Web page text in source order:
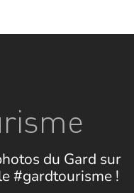
du Gard sur
#gardtourisme !